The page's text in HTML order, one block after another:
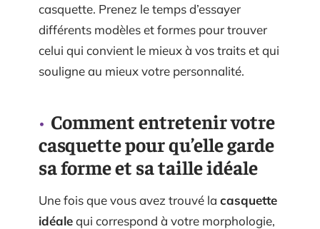
casquette. Prenez le temps d’essayer
différents modèles et formes pour trouver
celui qui convient le mieux à vos traits et qui
souligne au mieux votre personnalité.
Comment entretenir votre
casquette pour qu’elle garde
sa forme et sa taille idéale
Une fois que vous avez trouvé la casquette
idéalequi correspond à votre morphologie,